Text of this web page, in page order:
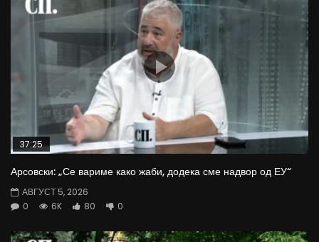
37:25
Арсовски: „Се вариме како жаби, додека сме надвор од ЕУ“
АВГУСТ 5, 2026
0
6K 80 0